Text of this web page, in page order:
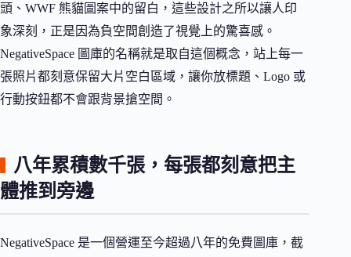
頭、WWF 熊貓圖案中的留白，這些設計之所以讓人印
象深刻，正是因為負空間創造了視覺上的驚喜感。
NegativeSpace 圖庫的名稱就是取自這個概念，站上每一
張照片都刻意保留大片空白區域，讓你放標題、Logo 或
行動按鈕都不會跟背景搶空間。
八年累積數千張，每張都刻意把主
體推到旁邊
NegativeSpace 是一個營運至今超過八年的免費圖庫，截